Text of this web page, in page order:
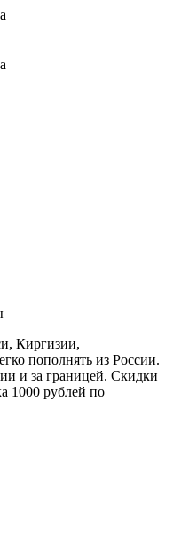
Киргизии,
пополнять из России.
и за границей. Скидки
1000 рублей по